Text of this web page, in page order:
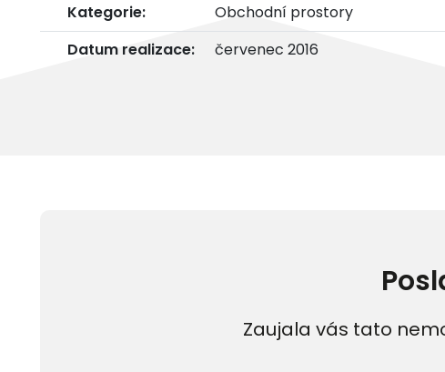
Kategorie:
Obchodní prostory
Datum realizace:
červenec 2016
Zaujala vás tato